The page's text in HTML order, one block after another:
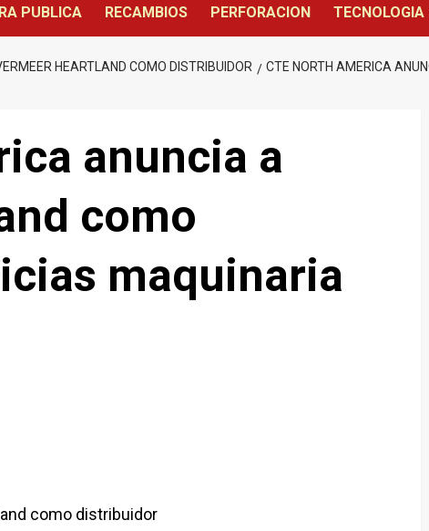
PUBLICA RECAMBIOS PERFORACION TECNOLOGIA
HEARTLAND COMO DISTRIBUIDOR
CTE NORTH AMERICA
anuncia a
como
maquinaria
como distribuidor